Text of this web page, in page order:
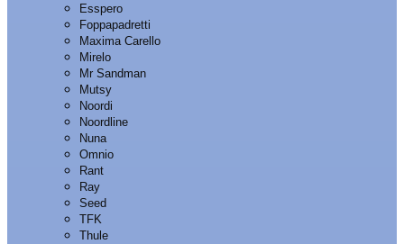
Esspero
Foppapadretti
Maxima Carello
Mirelo
Mr Sandman
Mutsy
Noordi
Noordline
Nuna
Omnio
Rant
Ray
Seed
TFK
Thule